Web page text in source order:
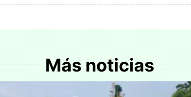
Más noticias